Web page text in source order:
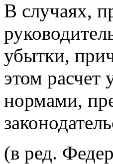
В случаях,
убытки,
этом расчет
нормами,
(в ред.